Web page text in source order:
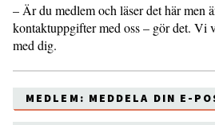
– Är du medlem och läser det här men
kontaktuppgifter med oss – gör det. Vi
med dig.
MEDLEM: MEDDELA DIN E-